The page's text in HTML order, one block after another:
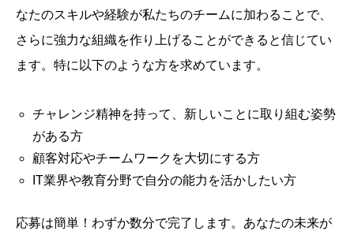
なたのスキルや経験が私たちのチームに加わることで、
さらに強力な組織を作り上げることができると信じてい
ます。特に以下のような方を求めています。
チャレンジ精神を持って、新しいことに取り組む姿勢
がある方
顧客対応やチームワークを大切にする方
IT業界や教育分野で自分の能力を活かしたい方
応募は簡単！わずか数分で完了します。あなたの未来が